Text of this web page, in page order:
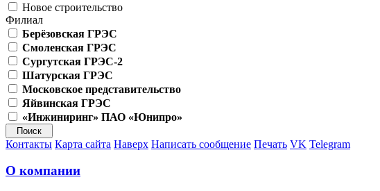
Новое строительство
Филиал
Берёзовская ГРЭС
Смоленская ГРЭС
Сургутская ГРЭС-2
Шатурская ГРЭС
Московское представительство
Яйвинская ГРЭС
«Инжиниринг» ПАО «Юнипро»
Контакты Карта сайта Наверх Написать сообщение Печать VK Telegram
О компании